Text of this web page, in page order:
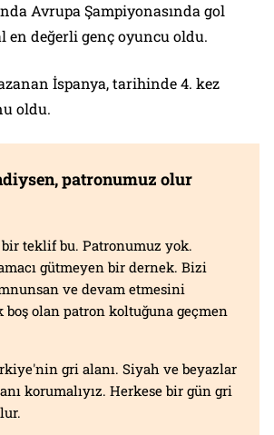
Avrupa Şampiyonasında gol
en değerli genç oyuncu oldu.
İspanya, tarihinde 4. kez
oldu.
patronumuz olur
teklif bu. Patronumuz yok.
gütmeyen bir dernek. Bizi
ve devam etmesini
boş olan patron koltuğuna geçmen
gri alanı. Siyah ve beyazlar
korumalıyız. Herkese bir gün gri